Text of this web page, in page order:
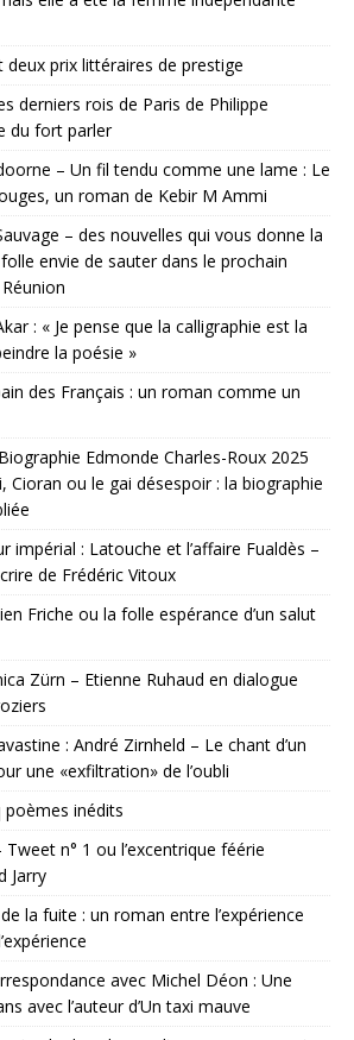
deux prix littéraires de prestige
derniers rois de Paris de Philippe
du fort parler
– Un fil tendu comme une lame : Le
un roman de Kebir M Ammi
– des nouvelles qui vous donne la
envie de sauter dans le prochain
: « Je pense que la calligraphie est la
la poésie »
des Français : un roman comme un
Edmonde Charles-Roux 2025
Cioran ou le gai désespoir : la biographie
impérial : Latouche et l’affaire Fualdès –
de Frédéric Vitoux
Friche ou la folle espérance d’un salut
Zürn – Etienne Ruhaud en dialogue
: André Zirnheld – Le chant d’un
une «exfiltration» de l’oubli
poèmes inédits
n° 1 ou l’excentrique féérie
Jarry
la fuite : un roman entre l’expérience
avec Michel Déon : Une
avec l’auteur d’Un taxi mauve